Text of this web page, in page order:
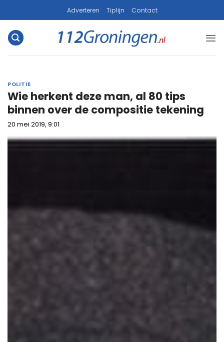
naar
inhoud
Adverteren Tiplijn Contact
POLITIE
Wie herkent deze man, al 80 tips
binnen over de compositie tekening
20 mei 2019, 9:01